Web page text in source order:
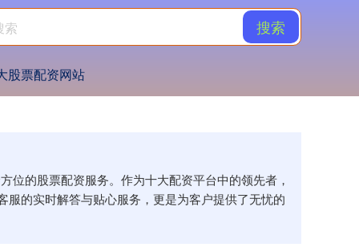
搜索
股票配资网站
位的股票配资服务。作为十大配资平台中的领先者，
的实时解答与贴心服务，更是为客户提供了无忧的